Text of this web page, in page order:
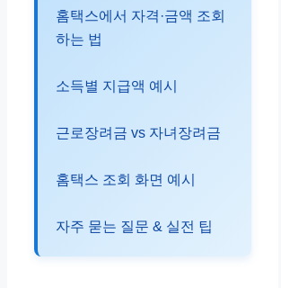
홈택스에서 자격·금액 조회
하는 법
소득별 지급액 예시
근로장려금 vs 자녀장려금
홈택스 조회 화면 예시
자주 묻는 질문 & 실전 팁